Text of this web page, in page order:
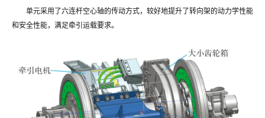
单元采用了六连杆空心轴的传动方式，较好地提升了转向架的动力学性能
和安全性能，满足牵引运载要求。